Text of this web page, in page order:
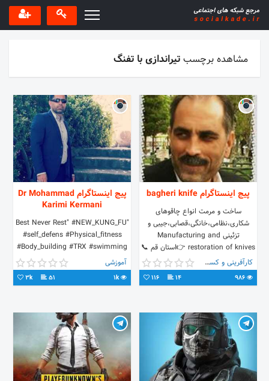
مشاهده برچسبتیراندازی با تفنگ
پیج اینستاگرام bagheri knife
ساخت و مرمت انواع چاقوهای
شکاری،نظامی،خانگی،قصابی،جیبی و
تزئینی Manufacturing and
restoration of knives 👉استان قم 📞
0919 152 76 50 0939 396 29 05
کارآفرینی و کسب و کار
14
116
پیج اینستاگرام Dr Mohammad
Karimi Kermani
"Best Never Rest" #NEW_KUNG_FU
#self_defens #Physical_fitness
#Body_building #TRX #swimming
#Shooting_sport #Rock_climbing
آموزشی
1k
51
3k